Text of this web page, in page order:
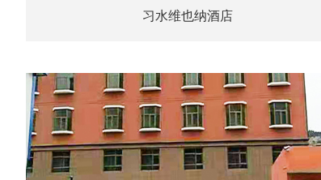
习水维也纳酒店